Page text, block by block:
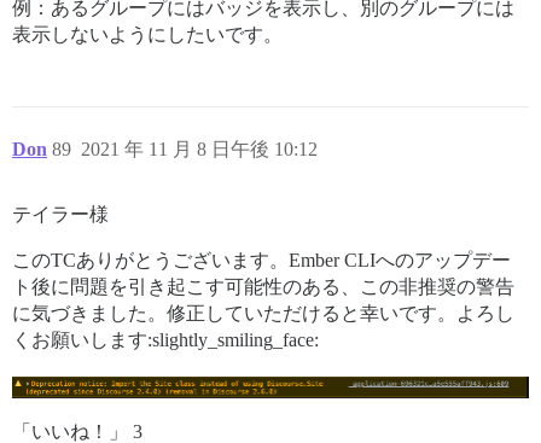
例：あるグループにはバッジを表示し、別のグループには
表示しないようにしたいです。
Don 2021 年 11 月 8 日午後 10:12
89
テイラー様
このTCありがとうございます。Ember CLIへのアップデー
ト後に問題を引き起こす可能性のある、この非推奨の警告
に気づきました。修正していただけると幸いです。よろし
くお願いします:slightly_smiling_face:
「いいね！」 3